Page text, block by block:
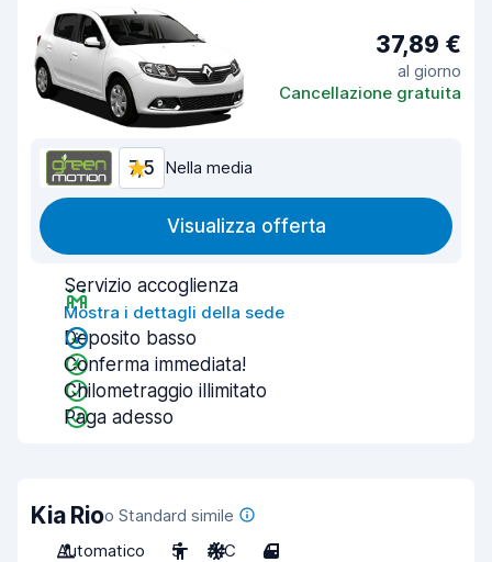
37,89 €
al giorno
Cancellazione gratuita
7,5 Nella media
Visualizza offerta
Servizio accoglienza
Mostra i dettagli della sede
Deposito basso
Conferma immediata!
Chilometraggio illimitato
Paga adesso
Kia Rioo Standard simile
Automatico
5 A/C 4